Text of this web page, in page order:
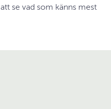
se vad som känns mest